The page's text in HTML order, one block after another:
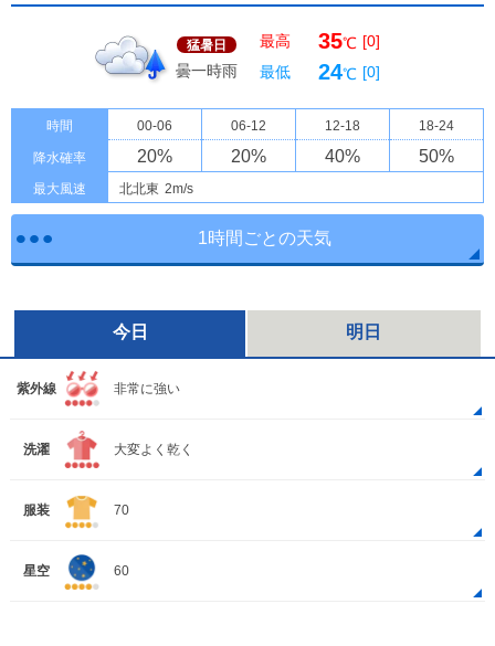
猛暑日
曇一時雨
最高 35℃ [0]
最低
24℃ [0]
時間 00-06 06-12 12-18 18-24
降水確率 20% 20% 40% 50%
最大風速 北北東 2m/s
1時間ごとの天気
今日 明日
紫外線 非常に強い
洗濯 大変よく乾く
服装 70
星空 60